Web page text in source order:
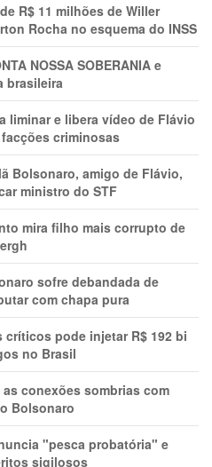
R$ 11 milhões de Willer
Rocha no esquema do INSS
NOSSA SOBERANIA e
brasileira
liminar e libera vídeo de Flávio
criminosas
Bolsonaro, amigo de Flávio,
ministro do STF
mira filho mais corrupto de
sofre debandada de
com chapa pura
críticos pode injetar R$ 192 bi
no Brasil
conexões sombrias com
Bolsonaro
"pesca probatória" e
sigilosos